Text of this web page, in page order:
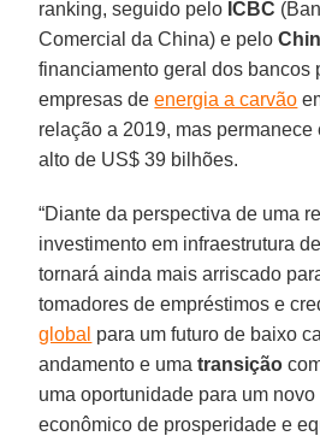
ranking, seguido pelo ICBC
Comercial da China) e pelo
financiamento geral dos bancos
empresas deenergia a carvão
relação a 2019, mas permanece
alto de US$ 39 bilhões.
“Diante da perspectiva de uma
investimento em infraestrutura
tornará ainda mais arriscado
tomadores de empréstimos e
global para um futuro de baixo
andamento e umatransição
uma oportunidade para um
econômico de prosperidade e